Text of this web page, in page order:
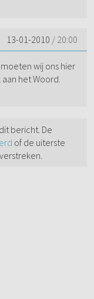
13-01-2010 / 20:00
wij ons hier
het Woord.
bericht. De
of de uiterste